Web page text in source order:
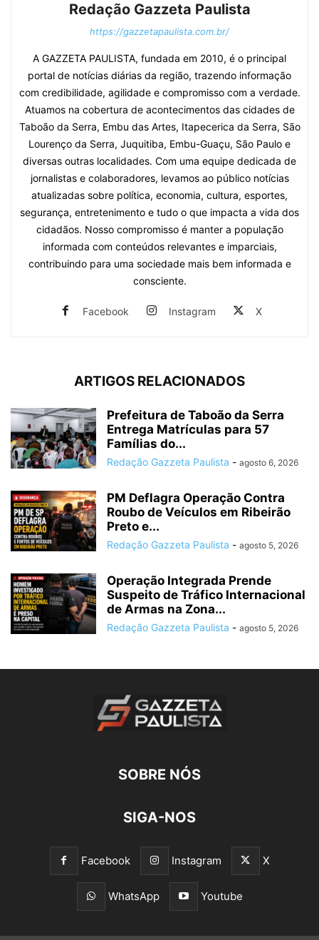
Redação Gazzeta Paulista
https://gazzetapaulista.com.br/
A GAZZETA PAULISTA, fundada em 2010, é o principal
portal de notícias diárias da região, trazendo informação
com credibilidade, agilidade e compromisso com a verdade.
Atuamos na cobertura de acontecimentos das cidades de
Taboão da Serra, Embu das Artes, Itapecerica da Serra, São
Lourenço da Serra, Juquitiba, Embu-Guaçu, São Paulo e
diversas outras localidades. Com uma equipe dedicada de
jornalistas e colaboradores, levamos ao público notícias
atualizadas sobre política, economia, cultura, esportes,
segurança, entretenimento e tudo o que impacta a vida dos
cidadãos. Nosso compromisso é manter a população
informada com conteúdos relevantes e imparciais,
contribuindo para uma sociedade mais bem informada e
consciente.
Facebook Instagram X
ARTIGOS RELACIONADOS
Prefeitura de Taboão da Serra
Entrega Matrículas para 57
Famílias do...
Redação Gazzeta Paulista - agosto 6, 2026
PM Deflagra Operação Contra
Roubo de Veículos em Ribeirão
Preto e...
Redação Gazzeta Paulista - agosto 5, 2026
Operação Integrada Prende
Suspeito de Tráfico Internacional
de Armas na Zona...
Redação Gazzeta Paulista - agosto 5, 2026
SOBRE NÓS
SIGA-NOS
Facebook Instagram X
WhatsApp Youtube